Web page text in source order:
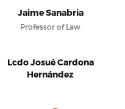
Jaime Sanabria
Professor of Law
Lcdo Josué Cardona
Hernández